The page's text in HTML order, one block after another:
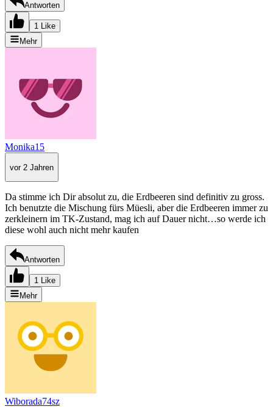
Antworten
1 Like
Mehr
Monika15
vor 2 Jahren
Da stimme ich Dir absolut zu, die Erdbeeren sind definitiv zu gross.
Ich benutzte die Mischung fürs Müesli, aber die Erdbeeren immer zu
zerkleinern im TK-Zustand, mag ich auf Dauer nicht…so werde ich
diese wohl auch nicht mehr kaufen
Antworten
1 Like
Mehr
Wiborada74sz